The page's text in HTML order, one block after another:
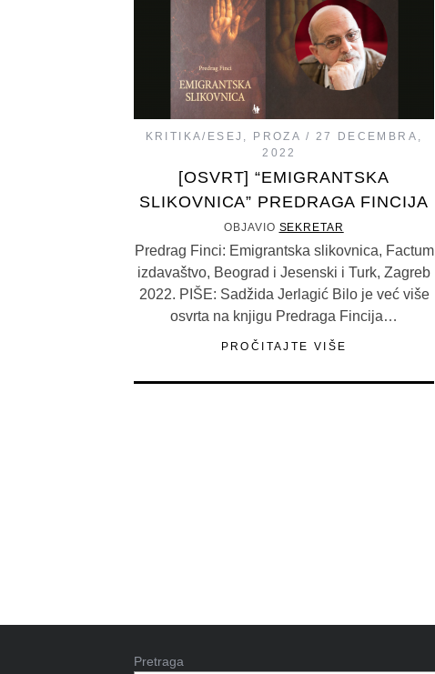
KRITIKA/ESEJ , PROZA
27 DECEMBRA,
2022
[OSVRT] “EMIGRANTSKA
SLIKOVNICA” PREDRAGA FINCIJA
OBJAVIO SEKRETAR
Predrag Finci: Emigrantska slikovnica, Factum
izdavaštvo, Beograd i Jesenski i Turk, Zagreb
2022. PIŠE: Sadžida Jerlagić Bilo je već više
osvrta na knjigu Predraga Fincija…
PROČITAJTE VIŠE
Pretraga